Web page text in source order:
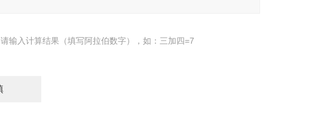
请输入计算结果（填写阿拉伯数字），如：三加四=7